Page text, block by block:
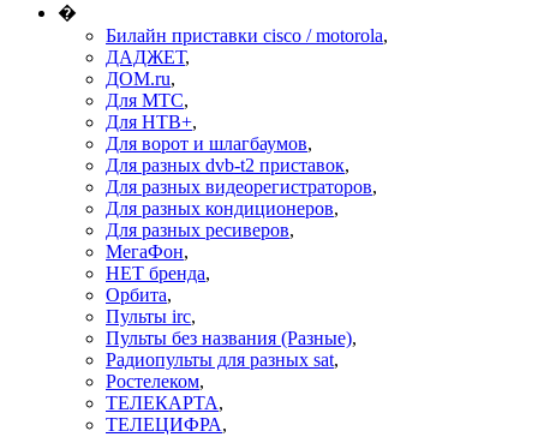
�
Билайн приставки cisco / motorola,
ДАДЖЕТ,
ДОМ.ru,
Для МТС,
Для НТВ+,
Для ворот и шлагбаумов,
Для разных dvb-t2 приставок,
Для разных видеорегистраторов,
Для разных кондиционеров,
Для разных ресиверов,
МегаФон,
НЕТ бренда,
Орбита,
Пульты irc,
Пульты без названия (Разные),
Радиопульты для разных sat,
Ростелеком,
ТЕЛЕКАРТА,
ТЕЛЕЦИФРА,